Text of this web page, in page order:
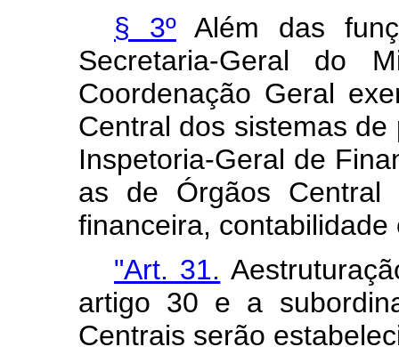
§ 3ºAlém das
Secretaria-Geral do
Coordenação Geral
Central dos sistemas
Inspetoria-Geral de
as de Órgãos Central
financeira, contabilidade
"Art. 31.
artigo 30 e a
Centrais serão